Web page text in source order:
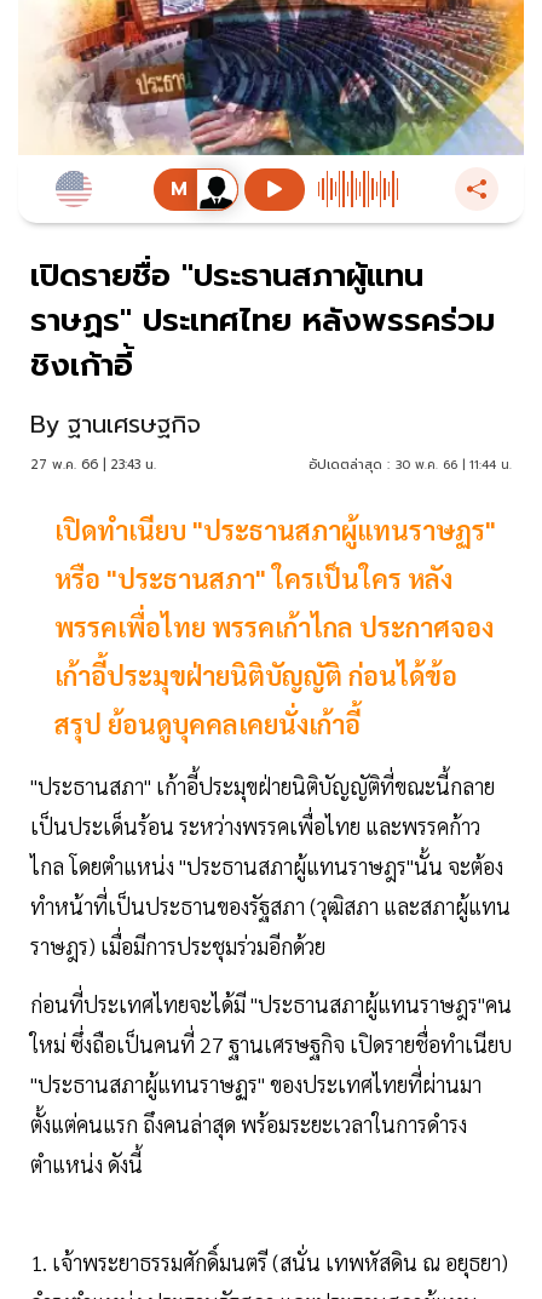
เปิดรายชื่อ "ประธานสภาผู้แทน
ราษฏร" ประเทศไทย หลังพรรคร่วม
ชิงเก้าอี้
By ฐานเศรษฐกิจ
27 พ.ค. 66 | 23:43 น. อัปเดตล่าสุด : 30 พ.ค. 66 | 11:44 น.
เปิดทำเนียบ "ประธานสภาผู้แทนราษฏร"
หรือ "ประธานสภา" ใครเป็นใคร หลัง
พรรคเพื่อไทย พรรคเก้าไกล ประกาศจอง
เก้าอี้ประมุขฝ่ายนิติบัญญัติ ก่อนได้ข้อ
สรุป ย้อนดูบุคคลเคยนั่งเก้าอี้
"ประธานสภา" เก้าอี้ประมุขฝ่ายนิติบัญญัติที่ขณะนี้กลาย
เป็นประเด็นร้อน ระหว่างพรรคเพื่อไทย และพรรคก้าว
ไกล โดยตำแหน่ง "ประธานสภาผู้แทนราษฎร"นั้น จะต้อง
ทำหน้าที่เป็นประธานของรัฐสภา (วุฒิสภา และสภาผู้แทน
ราษฎร) เมื่อมีการประชุมร่วมอีกด้วย
ก่อนที่ประเทศไทยจะได้มี "ประธานสภาผู้แทนราษฎร"คน
ใหม่ ซึ่งถือเป็นคนที่ 27 ฐานเศรษฐกิจ เปิดรายชื่อทำเนียบ
"ประธานสภาผู้แทนราษฏร" ของประเทศไทยที่ผ่านมา
ตั้งแต่คนแรก ถึงคนล่าสุด พร้อมระยะเวลาในการดำรง
ตำแหน่ง ดังนี้
1. เจ้าพระยาธรรมศักดิ์มนตรี (สนั่น เทพหัสดิน ณ อยุธยา)